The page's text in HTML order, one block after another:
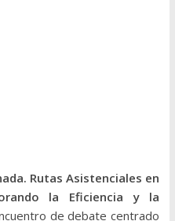
Rutas Asistenciales en
la Eficiencia y la
de debate centrado